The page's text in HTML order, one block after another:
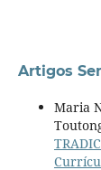
Artigos
Maria